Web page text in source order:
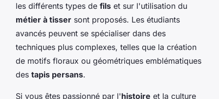
les différents types de fils et sur l'utilisation du
métier à tisser sont proposés. Les étudiants
avancés peuvent se spécialiser dans des
techniques plus complexes, telles que la création
de motifs floraux ou géométriques emblématiques
des tapis persans.
Si vous êtes passionné par l'histoire et la culture